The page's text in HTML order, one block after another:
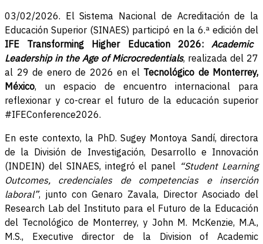
03/02/2026. El Sistema Nacional de Acreditación de la
Educación Superior (SINAES) participó en la 6.ª edición del
IFE Transforming Higher Education 2026: Academic
Leadership in the Age of Microcredentials, realizada del 27
al 29 de enero de 2026 en el Tecnológico de Monterrey,
México, un espacio de encuentro internacional para
reflexionar y co-crear el futuro de la educación superior
#IFEConference2026.
En este contexto, la PhD. Sugey Montoya Sandí, directora
de la División de Investigación, Desarrollo e Innovación
(INDEIN) del SINAES, integró el panel “Student Learning
Outcomes, credenciales de competencias e inserción
laboral”, junto con Genaro Zavala, Director Asociado del
Research Lab del Instituto para el Futuro de la Educación
del Tecnológico de Monterrey, y John M. McKenzie, M.A.,
M.S., Executive director de la Division of Academic